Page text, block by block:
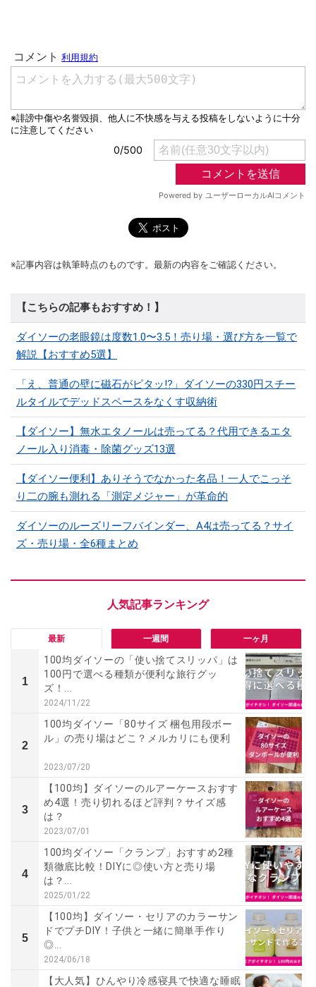
※記事内容は執筆時点のものです。最新の内容をご確認ください。
【こちらの記事もおすすめ！】
ダイソーの老眼鏡は度数1.0〜3.5！売り場・選び方を一覧で
解説【おすすめ5選】
「え、普通の壁に磁石がピタッ!?」ダイソーの330円スチー
ルタイルでデッドスペースをなくす収納術
【ダイソー】無水エタノールは売ってる？代用できるエタ
ノール入り消毒・除菌グッズ13選
【ダイソー便利】ありそうでなかった名品！一人でこっそ
り二の腕も測れる「測定メジャー」が革命的
ダイソーのルーズリーフバインダー、A4は売ってる？サイ
ズ・売り場・全6種まとめ
最新 一週間 一ヶ月
1
100均ダイソーの「使い捨てスリッパ」は
100円で選べる種類が便利な旅行グッ
ズ！...
2024/11/22
2
100均ダイソー「80サイズ 梱包用段ボー
ル」の売り場はどこ？メルカリにも便利
2023/07/20
3
【100均】ダイソーのルアーケースおすす
め4選！売り切れるほど評判？サイズ感
は？
2023/07/01
4
100均ダイソー「クランプ」おすすめ2種
類徹底比較！DIYに◎使い方と売り場
は？...
2025/01/22
5
【100均】ダイソー・セリアのカラーサン
ドでプチDIY！子供と一緒に簡単手作り
◎...
2024/06/18
【大人気】ひんやり冷感寝具で快適な睡眠